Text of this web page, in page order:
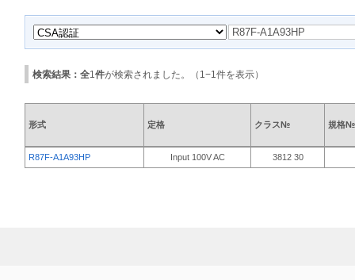
検索結果：全1 件が検索されました。（ 1 −1 件を表示）
形式 定格 クラス№ 規格№
R87F-A1A93HP Input 100V AC 3812 30